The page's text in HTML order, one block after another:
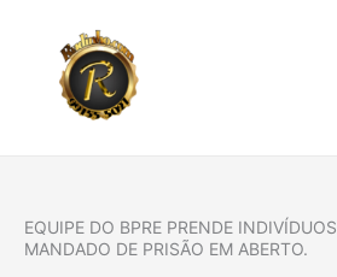
conteúdo
EQUIPE DO BPRE PRENDE
MANDADO DE PRISÃO EM ABERTO.